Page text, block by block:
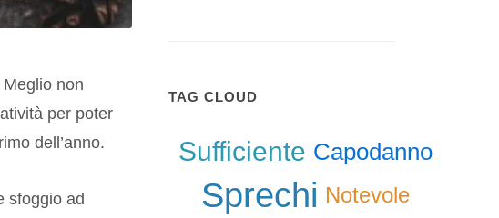
non
per poter
dell’anno.
sfoggio ad
TAG CLOUD
Sufficiente Capodanno
Sprechi Notevole